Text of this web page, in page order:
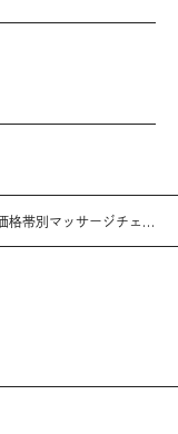
格帯別マッサージチェア